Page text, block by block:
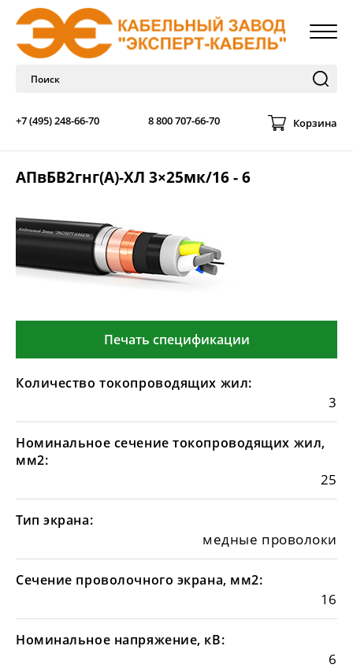
+7 (495) 248-66-70 8 800 707-66-70 Корзина
АПвБВ2гнг(А)-ХЛ 3×25мк/16 - 6
Печать спецификации
Количество токопроводящих жил:
3
Номинальное сечение токопроводящих жил,
мм2:
25
Тип экрана:
медные проволоки
Сечение проволочного экрана, мм2:
16
Номинальное напряжение, кВ:
6